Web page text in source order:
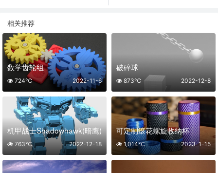
相关推荐
数学齿轮组
2022-11-6
724℃
破碎球
2022-12-8
873℃
机甲战士Shadowhawk(暗鹰)
2022-12-18
763℃
可定制滚花螺旋收纳杯
2023-1-15
1,014℃